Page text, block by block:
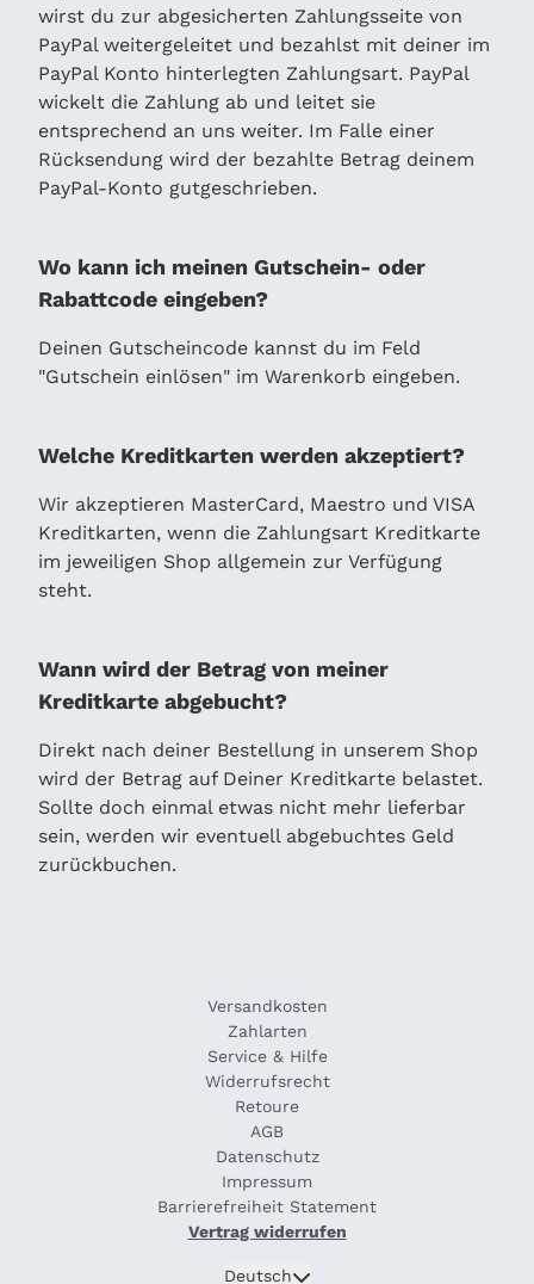
wirst du zur abgesicherten Zahlungsseite von
PayPal weitergeleitet und bezahlst mit deiner im
PayPal Konto hinterlegten Zahlungsart. PayPal
wickelt die Zahlung ab und leitet sie
entsprechend an uns weiter. Im Falle einer
Rücksendung wird der bezahlte Betrag deinem
PayPal-Konto gutgeschrieben.
Wo kann ich meinen Gutschein- oder
Rabattcode eingeben?
Deinen Gutscheincode kannst du im Feld
"Gutschein einlösen" im Warenkorb eingeben.
Welche Kreditkarten werden akzeptiert?
Wir akzeptieren MasterCard, Maestro und VISA
Kreditkarten, wenn die Zahlungsart Kreditkarte
im jeweiligen Shop allgemein zur Verfügung
steht.
Wann wird der Betrag von meiner
Kreditkarte abgebucht?
Direkt nach deiner Bestellung in unserem Shop
wird der Betrag auf Deiner Kreditkarte belastet.
Sollte doch einmal etwas nicht mehr lieferbar
sein, werden wir eventuell abgebuchtes Geld
zurückbuchen.
Deutsch Absenden
Versandkosten
Zahlarten
Service & Hilfe
Widerrufsrecht
Retoure
AGB
Datenschutz
Impressum
Barrierefreiheit Statement
Vertrag widerrufen